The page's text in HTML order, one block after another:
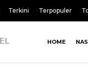
Terkini Terpopuler
HOME